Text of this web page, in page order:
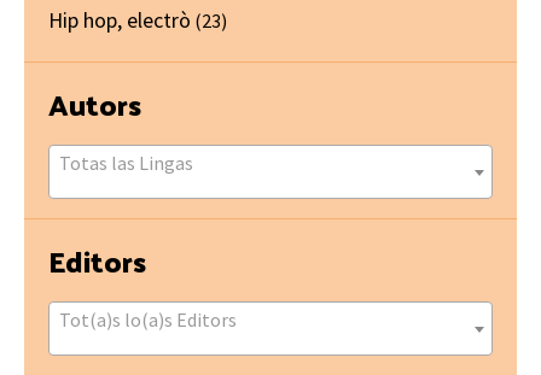
Hip hop, electrò (23)
Autors
Totas las Lingas
Editors
Tot(a)s lo(a)s Editors